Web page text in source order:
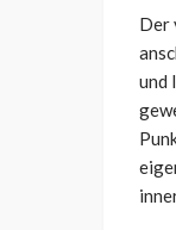
Der
und